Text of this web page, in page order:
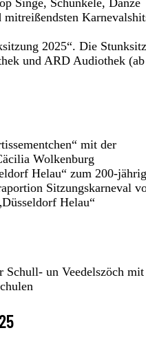
mitreißendsten
2025“. Die
und ARD Audiothek
mit der
Wolkenburg
Helau“ zum 200-
Sitzungskarneval
Helau“
Schull- un Veedelszöch